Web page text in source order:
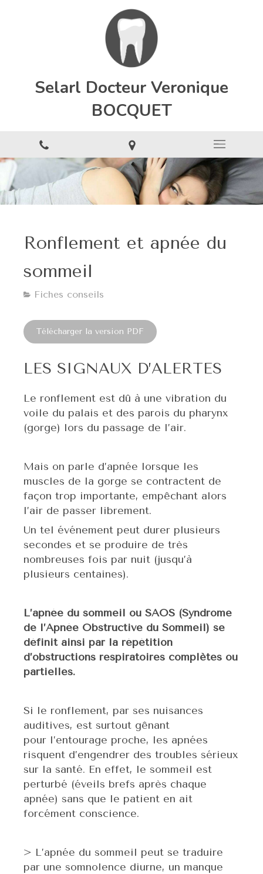
Selarl Docteur Veronique
BOCQUET
Ronflement et apnée du
sommeil
Fiches conseils
Télécharger la version PDF
LES SIGNAUX D’ALERTES
Le ronflement est dû à une vibration du
voile du palais et des parois du pharynx
(gorge) lors du passage de l’air.
Mais on parle d’apnée lorsque les
muscles de la gorge se contractent de
façon trop importante, empêchant alors
l’air de passer librement.
Un tel événement peut durer plusieurs
secondes et se produire de très
nombreuses fois par nuit (jusqu’à
plusieurs centaines).
L’apnée du sommeil ou SAOS (Syndrome
de l’Apnée Obstructive du Sommeil) se
définit ainsi par la répétition
d’obstructions respiratoires complètes ou
partielles.
Si le ronflement, par ses nuisances
auditives, est surtout gênant
pour l’entourage proche, les apnées
risquent d’engendrer des troubles sérieux
sur la santé. En effet, le sommeil est
perturbé (éveils brefs après chaque
apnée) sans que le patient en ait
forcément conscience.
> L’apnée du sommeil peut se traduire
par une somnolence diurne, un manque